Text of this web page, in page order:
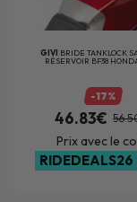
GIVI BRIDE TANKLOCK
RÉSERVOIR BF38
-17%
46.83€
Prix avec le
RIDEDEALS26